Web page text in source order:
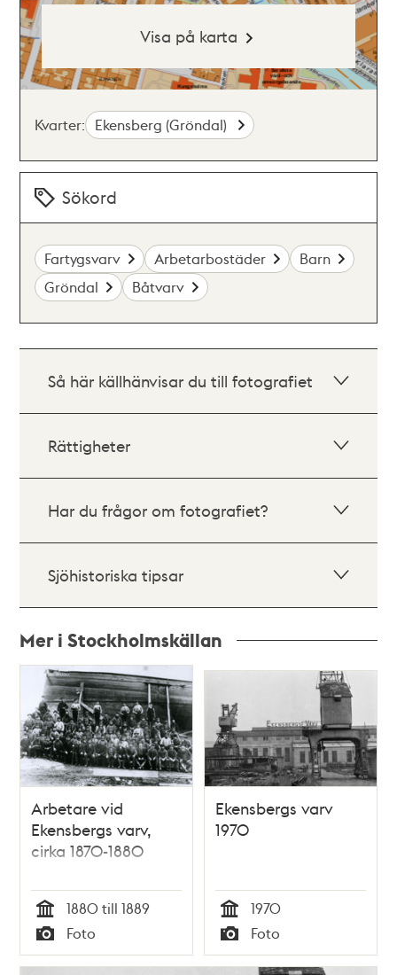
Visa på karta
Kvarter: Ekensberg (Gröndal)
Sökord
Fartygsvarv Arbetarbostäder
Barn
Gröndal
Båtvarv
Så här källhänvisar du till fotografiet
Rättigheter
Har du frågor om fotografiet?
Sjöhistoriska tipsar
Mer i Stockholmskällan
Relaterade
poster
och
teman
Arbetare vid
Ekensbergs varv,
cirka 1870-1880
Tid
1880 till 1889
Typ
Foto
Ekensbergs varv
1970
Tid
1970
Typ
Foto